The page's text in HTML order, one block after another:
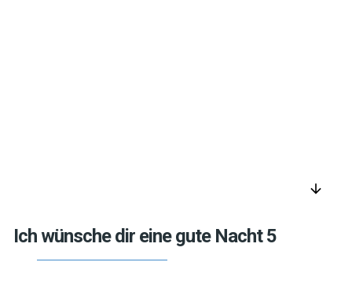
arrow_downward
Ich wünsche dir eine gute Nacht 5